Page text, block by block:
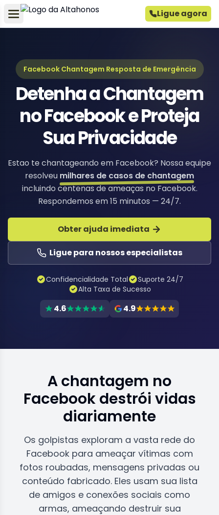
Ligue agora
Facebook Chantagem Resposta de Emergência
Detenha a Chantagem
no Facebook e Proteja
Sua Privacidade
Estao te chantageando em Facebook? Nossa equipe
resolveu milhares de casos de chantagem
incluindo centenas de ameaças no Facebook.
Respondemos em 15 minutos — 24/7.
Obter ajuda imediata
Ligue para nossos especialistas
Confidencialidade Total
Suporte 24/7
Alta Taxa de Sucesso
4.6 4.9
A chantagem no
Facebook destrói vidas
diariamente
Os golpistas exploram a vasta rede do
Facebook para ameaçar vítimas com
fotos roubadas, mensagens privadas ou
conteúdo fabricado. Eles usam sua lista
de amigos e conexões sociais como
armas, ameaçando destruir sua